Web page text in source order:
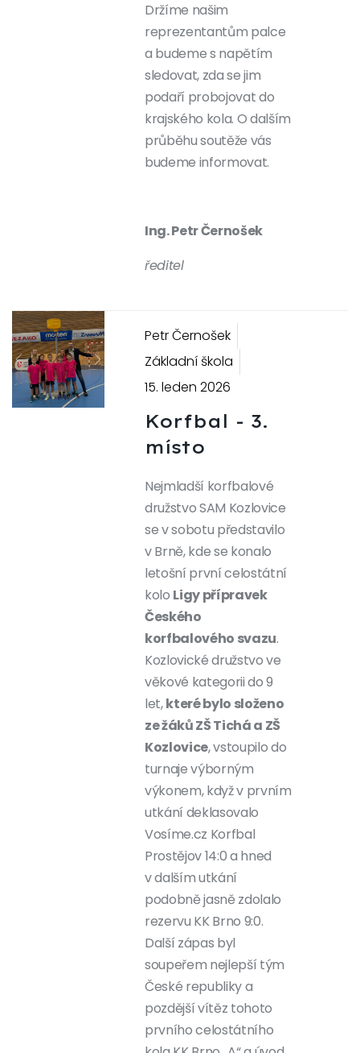
Držíme našim
reprezentantům palce
a budeme s napětím
sledovat, zda se jim
podaří probojovat do
krajského kola. O dalším
průběhu soutěže vás
budeme informovat.
Ing. Petr Černošek
ředitel
Previous Next
Petr Černošek
Základní škola
15. leden 2026
Korfbal - 3.
místo
Nejmladší korfbalové
družstvo SAM Kozlovice
se v sobotu představilo
v Brně, kde se konalo
letošní první celostátní
kolo Ligy přípravek
Českého
korfbalového svazu.
Kozlovické družstvo ve
věkové kategorii do 9
let,které bylo složeno
ze žáků ZŠ Tichá a ZŠ
Kozlovice, vstoupilo do
turnaje výborným
výkonem, když v prvním
utkání deklasovalo
Vosíme.cz Korfbal
Prostějov 14:0 a hned
v dalším utkání
podobně jasně zdolalo
rezervu KK Brno 9:0.
Další zápas byl
soupeřem nejlepší tým
České republiky a
pozdější vítěz tohoto
prvního celostátního